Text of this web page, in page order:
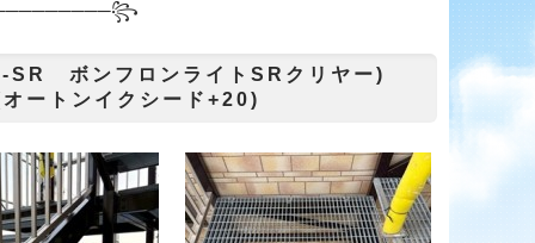
──────꧂
SR ボンフロンライトSRクリヤー)
ートンイクシード+20)